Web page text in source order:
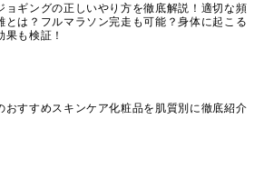
ョギングの正しいやり方を徹底解説！適切な頻
とは？フルマラソン完走も可能？身体に起こる
果も検証！
おすすめスキンケア化粧品を肌質別に徹底紹介